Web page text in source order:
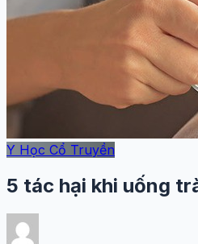
Y Học Cổ Truyền
5 tác hại khi uống